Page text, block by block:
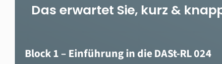
Das erwartet Sie, kurz &
Block 1 – Einführung in die DASt-RL 024